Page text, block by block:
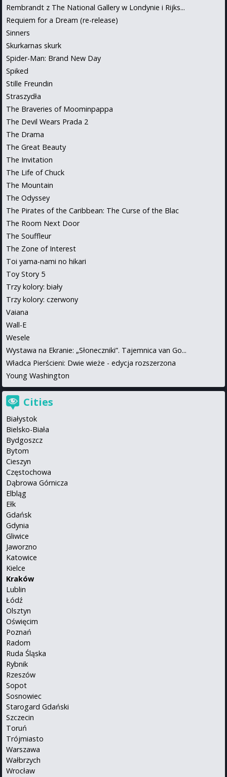
Rembrandt z The National Gallery w Londynie i Rijks...
Requiem for a Dream (re-release)
Sinners
Skurkarnas skurk
Spider-Man: Brand New Day
Spiked
Stille Freundin
Straszydła
The Braveries of Moominpappa
The Devil Wears Prada 2
The Drama
The Great Beauty
The Invitation
The Life of Chuck
The Mountain
The Odyssey
The Pirates of the Caribbean: The Curse of the Blac
The Room Next Door
The Souffleur
The Zone of Interest
Toi yama-nami no hikari
Toy Story 5
Trzy kolory: biały
Trzy kolory: czerwony
Vaiana
Wall-E
Wesele
Wystawa na Ekranie: „Słoneczniki”. Tajemnica van Go...
Władca Pierścieni: Dwie wieże - edycja rozszerzona
Young Washington
Cities
Białystok
Bielsko-Biała
Bydgoszcz
Bytom
Cieszyn
Częstochowa
Dąbrowa Górnicza
Elbląg
Ełk
Gdańsk
Gdynia
Gliwice
Jaworzno
Katowice
Kielce
Kraków
Lublin
Łódź
Olsztyn
Oświęcim
Poznań
Radom
Ruda Śląska
Rybnik
Rzeszów
Sopot
Sosnowiec
Starogard Gdański
Szczecin
Toruń
Trójmiasto
Warszawa
Wałbrzych
Wrocław